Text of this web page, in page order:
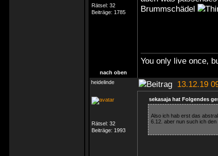
Rätsel: 32
Beiträge: 1785
Brummschädel
You only live once,
nach oben
heidelinde
13.12.19
Rätsel: 32
Beiträge: 1993
sekasaja hat Folgendes
Also ich hab erst das
6.12. aber nun such ich